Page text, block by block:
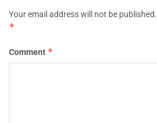
Your email address will not be published.
*
Comment *